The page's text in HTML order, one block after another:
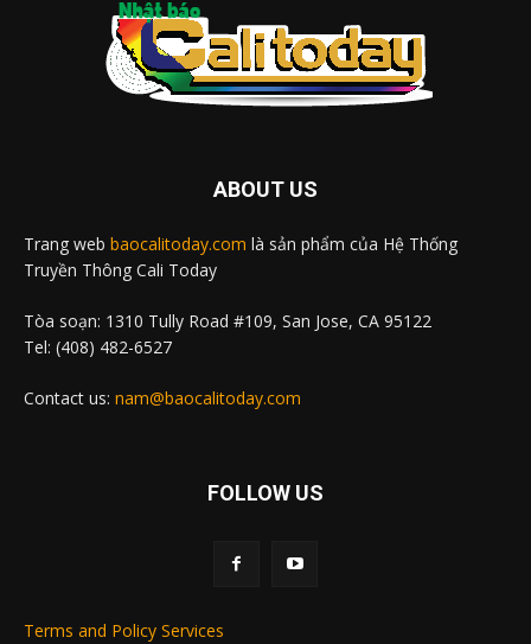
ABOUT US
Trang web baocalitoday.com là sản phẩm của Hệ Thống
Truyền Thông Cali Today
Tòa soạn: 1310 Tully Road #109, San Jose, CA 95122
Tel: (408) 482-6527
Contact us: nam@baocalitoday.com
FOLLOW US
Terms and Policy Services